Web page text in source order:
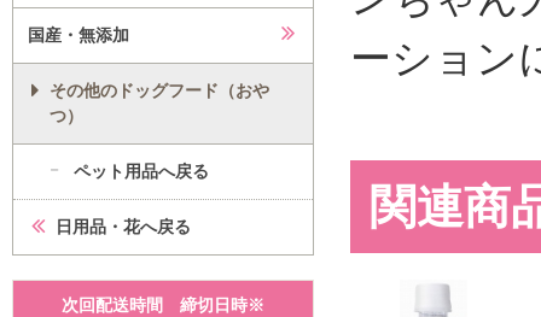
国産・無添加
その他のドッグフード（おや
つ）
ペット用品へ戻る
日用品・花へ戻る
次回配送時間 締切日時※
ーション
関連商